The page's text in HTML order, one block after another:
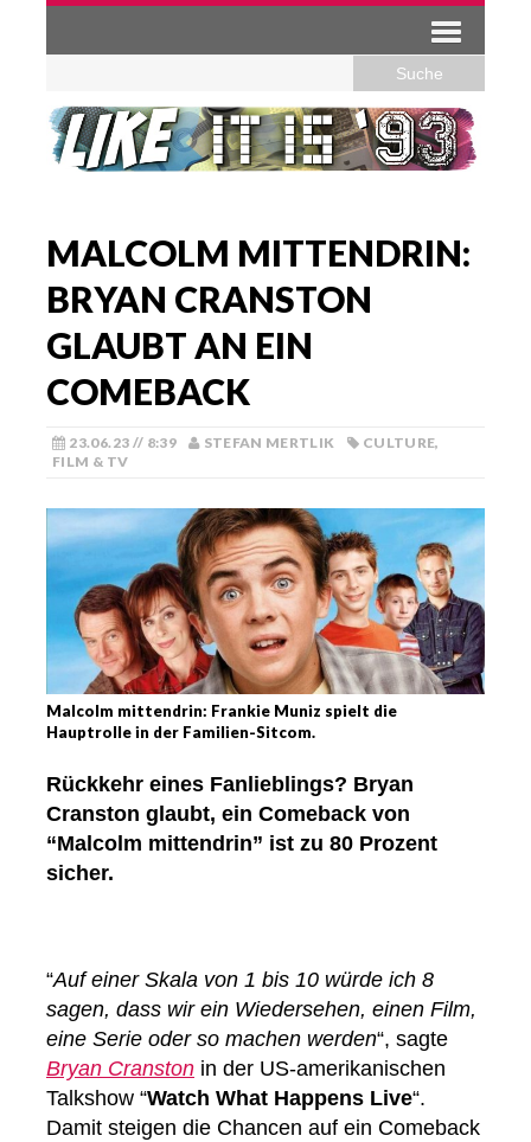
MALCOLM MITTENDRIN:
BRYAN CRANSTON
GLAUBT AN EIN
COMEBACK
23.06.23 // 8:39 STEFAN MERTLIK CULTURE,
FILM & TV
Malcolm mittendrin: Frankie Muniz spielt die
Hauptrolle in der Familien-Sitcom.
Rückkehr eines Fanlieblings? Bryan
Cranston glaubt, ein Comeback von
“Malcolm mittendrin” ist zu 80 Prozent
sicher.
“Auf einer Skala von 1 bis 10 würde ich 8
sagen, dass wir ein Wiedersehen, einen Film,
eine Serie oder so machen werden“, sagte
Bryan Cranston in der US-amerikanischen
Talkshow “Watch What Happens Live“.
Damit steigen die Chancen auf ein Comeback